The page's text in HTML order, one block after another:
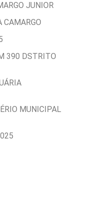
JUNIOR
CAMARGO
390 DSTRITO
MUNICIPAL